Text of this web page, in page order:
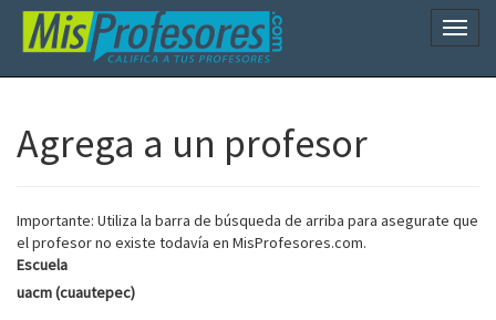
Agrega a un profesor
Importante: Utiliza la barra de búsqueda de arriba para asegurate que
el profesor no existe todavía en MisProfesores.com.
Escuela
uacm (cuautepec)